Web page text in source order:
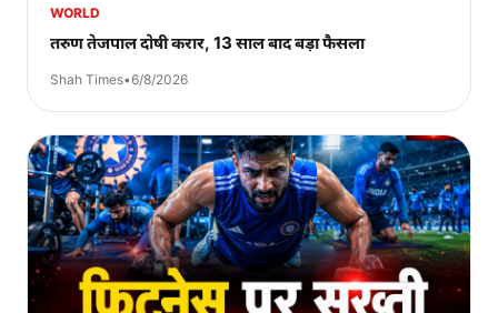
WORLD
तरुण तेजपाल दोषी करार, 13 साल बाद बड़ा फैसला
Shah Times•6/8/2026